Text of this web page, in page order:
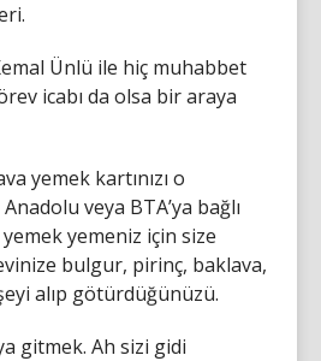
Ünlü ile hiç muhabbet
icabı da olsa bir araya
yemek kartınızı o
veya BTA’ya bağlı
yemeniz için size
bulgur, pirinç, baklava,
alıp götürdüğünüzü.
gitmek. Ah sizi gidi